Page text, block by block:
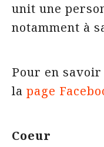
unit une
notamment à
Pour en
la page
Coeur